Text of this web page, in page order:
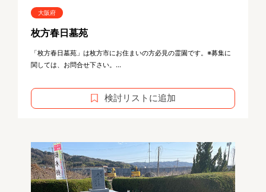
大阪府
枚方春日墓苑
「枚方春日墓苑」は枚方市にお住まいの方必見の霊園です。※募集に
関しては、お問合せ下さい。...
検討リストに追加